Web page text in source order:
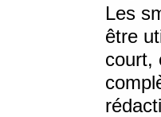
Les
être
court,